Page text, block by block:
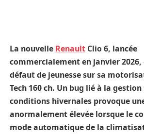
La nouvelle Renault Clio 6, lancée
commercialement en janvier
défaut de jeunesse sur sa
Tech 160 ch. Un bug lié à la
conditions hivernales provoque
anormalement élevée lorsque le
mode automatique de la